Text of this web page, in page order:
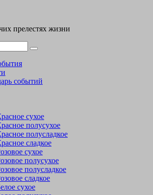
прелестях жизни
событий
сухое
полусухое
полусладкое
сладкое
сухое
полусухое
полусладкое
сладкое
сухое